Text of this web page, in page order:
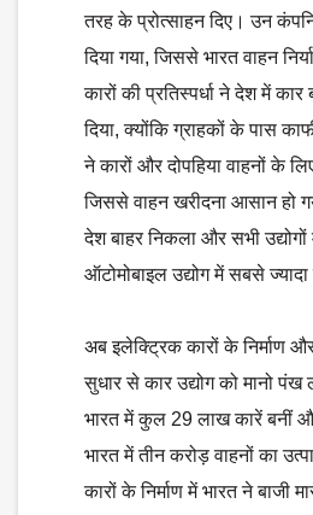
तरह के प्रोत्साहन दिए। उन
दिया गया, जिससे भारत वाहन
कारों की प्रतिस्पर्धा ने देश में
दिया, क्योंकि ग्राहकों के पास
ने कारों और दोपहिया वाहनों के
जिससे वाहन खरीदना आसान हो
देश बाहर निकला और सभी
ऑटोमोबाइल उद्योग में सबसे
अब इलेक्ट्रिक कारों के निर्माण
सुधार से कार उद्योग को मानो
भारत में कुल 29 लाख कारें बनीं
भारत में तीन करोड़ वाहनों का
कारों के निर्माण में भारत ने बाजी